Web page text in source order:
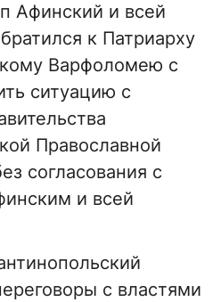
Афинский и всей
к Патриарху
Варфоломею с
ситуацию с
Православной
согласования с
и всей
с властями